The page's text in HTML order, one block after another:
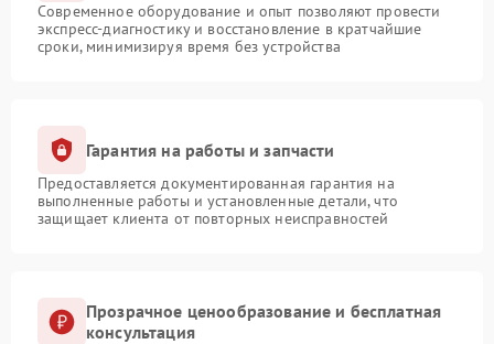
Современное оборудование и опыт позволяют провести
экспресс-диагностику и восстановление в кратчайшие
сроки, минимизируя время без устройства
Гарантия на работы и запчасти
Предоставляется документированная гарантия на
выполненные работы и установленные детали, что
защищает клиента от повторных неисправностей
Прозрачное ценообразование и бесплатная
консультация